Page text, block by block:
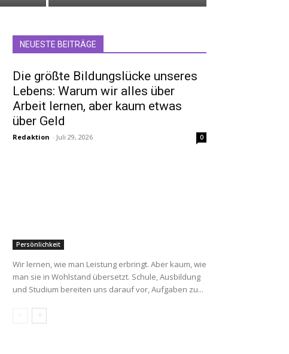
NEUESTE BEITRÄGE
Die größte Bildungslücke unseres
Lebens: Warum wir alles über
Arbeit lernen, aber kaum etwas
über Geld
Redaktion - Juli 29, 2026 0
Persönlichkeit
Wir lernen, wie man Leistung erbringt. Aber kaum, wie
man sie in Wohlstand übersetzt. Schule, Ausbildung
und Studium bereiten uns darauf vor, Aufgaben zu...